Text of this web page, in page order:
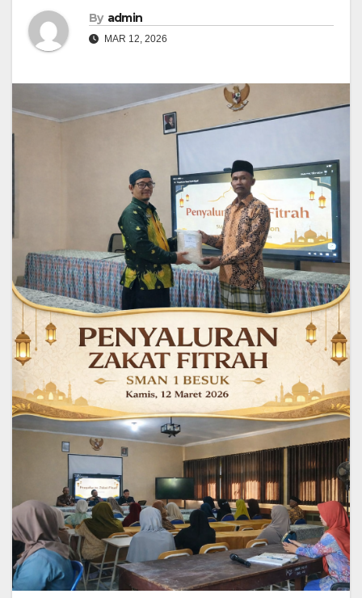
By admin
MAR 12, 2026